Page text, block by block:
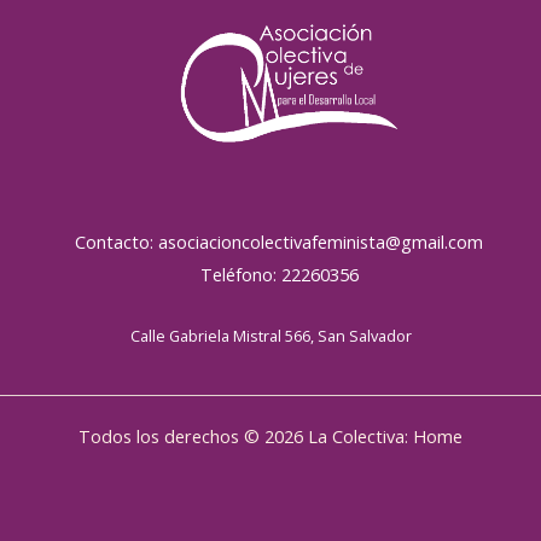
Contacto: asociacioncolectivafeminista@gmail.com
Teléfono: 22260356
Calle Gabriela Mistral 566, San Salvador
Todos los derechos © 2026 La Colectiva: Home